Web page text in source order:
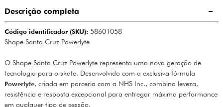
Descrição completa
Código identificador (SKU):58601058
Shape Santa Cruz Powerlyte
O Shape Santa Cruz Powerlyte representa uma nova geração de
tecnologia para o skate. Desenvolvido com a exclusiva fórmula
Powerlyte, criada em parceria com a NHS Inc., combina leveza,
resistência e resposta excepcional para entregar máxima performance
em qualquer tipo de sessão.